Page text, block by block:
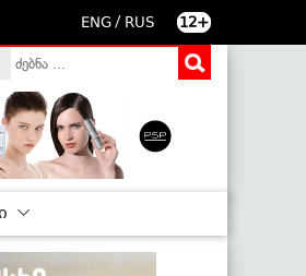
ENG / RUS 12+